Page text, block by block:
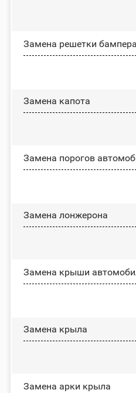
Замена решетки бампера
Замена капота
Замена порогов
Замена лонжерона
Замена крыши
Замена крыла
Замена арки крыла